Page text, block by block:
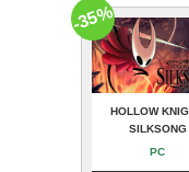
HOLLOW
SILKSONG
PC
-35%